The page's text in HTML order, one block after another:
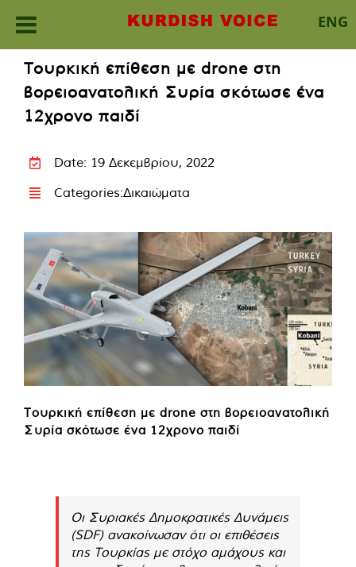
ENG
content
Τουρκική επίθεση με drone στη
βορειοανατολική Συρία σκότωσε ένα
12χρονο παιδί
Date: 19 Δεκεμβρίου, 2022
Categories:Δικαιώματα
Τουρκική επίθεση με drone στη βορειοανατολική
Συρία σκότωσε ένα 12χρονο παιδί
Οι Συριακές Δημοκρατικές Δυνάμεις
(SDF) ανακοίνωσαν ότι οι επιθέσεις
της Τουρκίας με στόχο αμάχους και